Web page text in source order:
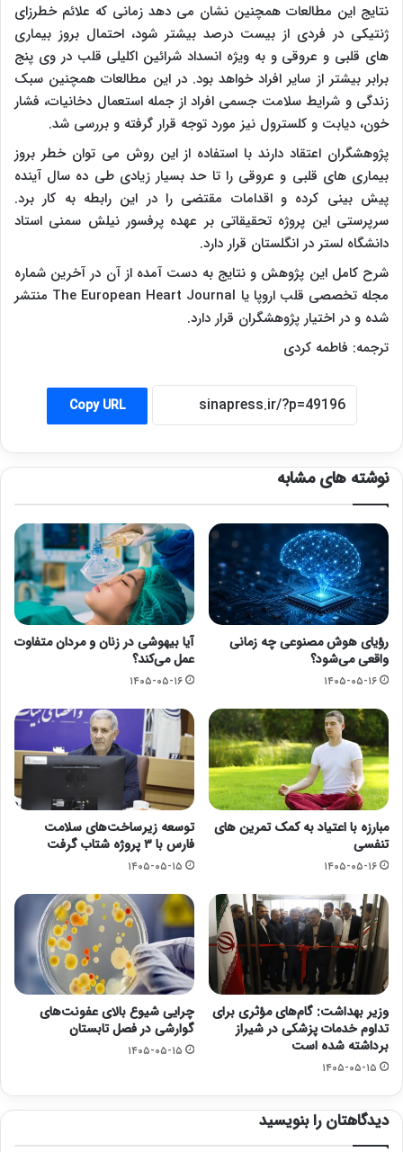
نتایج این مطالعات همچنین نشان می دهد زمانی که علائم خطرزای
ژنتیکی در فردی از بیست درصد بیشتر شود، احتمال بروز بیماری
های قلبی و عروقی و به ویژه انسداد شرائین اکلیلی قلب در وی پنج
برابر بیشتر از سایر افراد خواهد بود. در این مطالعات همچنین سبک
زندگی و شرایط سلامت جسمی افراد از جمله استعمال دخانیات، فشار
خون، دیابت و کلسترول نیز مورد توجه قرار گرفته و بررسی شد.
پژوهشگران اعتقاد دارند با استفاده از این روش می توان خطر بروز
بیماری های قلبی و عروقی را تا حد بسیار زیادی طی ده سال آینده
پیش بینی کرده و اقدامات مقتضی را در این رابطه به کار برد.
سرپرستی این پروژه تحقیقاتی بر عهده پرفسور نیلش سمنی استاد
دانشگاه لستر در انگلستان قرار دارد.
شرح کامل این پژوهش و نتایج به دست آمده از آن در آخرین شماره
مجله تخصصی قلب اروپا یا The European Heart Journal منتشر
شده و در اختیار پژوهشگران قرار دارد.
ترجمه: فاطمه کردی
Copy URL
نوشته های مشابه
رؤیای هوش مصنوعی چه زمانی
واقعی می‌شود؟
۱۴۰۵-۰۵-۱۶
آیا بیهوشی در زنان و مردان متفاوت
عمل می‌کند؟
۱۴۰۵-۰۵-۱۶
مبارزه با اعتیاد به کمک تمرین های
تنفسی
۱۴۰۵-۰۵-۱۶
توسعه زیرساخت‌های سلامت
فارس با ۳ پروژه شتاب گرفت
۱۴۰۵-۰۵-۱۵
وزیر بهداشت: گام‌های مؤثری برای
تداوم خدمات پزشکی در شیراز
برداشته شده است
۱۴۰۵-۰۵-۱۵
چرایی شیوع بالای عفونت‌های
گوارشی در فصل تابستان
۱۴۰۵-۰۵-۱۵
دیدگاهتان را بنویسید